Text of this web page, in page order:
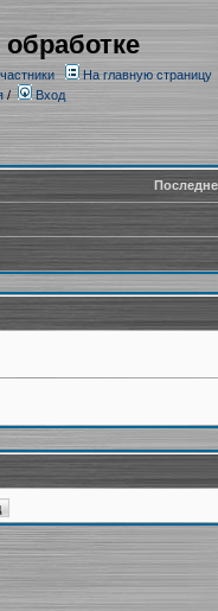
На главную страницу
/ Вход